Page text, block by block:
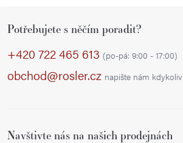
Potřebujete s něčím poradit?
+420 722 465 613 (po-pá: 9:00 - 17:00)
obchod@rosler.cz napište nám kdykoliv
Navštivte nás na našich prodejnách